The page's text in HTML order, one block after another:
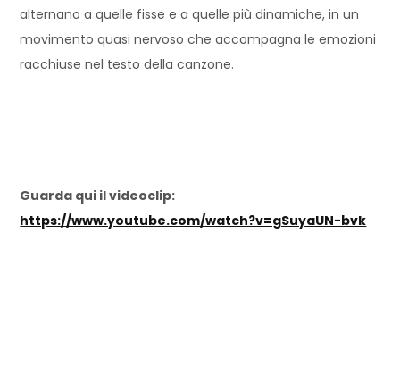
alternano a quelle fisse e a quelle più dinamiche, in un
movimento quasi nervoso che accompagna le emozioni
racchiuse nel testo della canzone.
Guarda qui il videoclip:
https://www.youtube.com/watch?v=gSuyaUN-bvk